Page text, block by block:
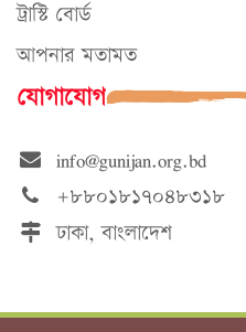
ট্রাস্টি বোর্ড
আপনার মতামত
যোগাযোগ
info@gunijan.org.bd
+৮৮০১৮১৭০৪৮৩১৮
ঢাকা, বাংলাদেশ